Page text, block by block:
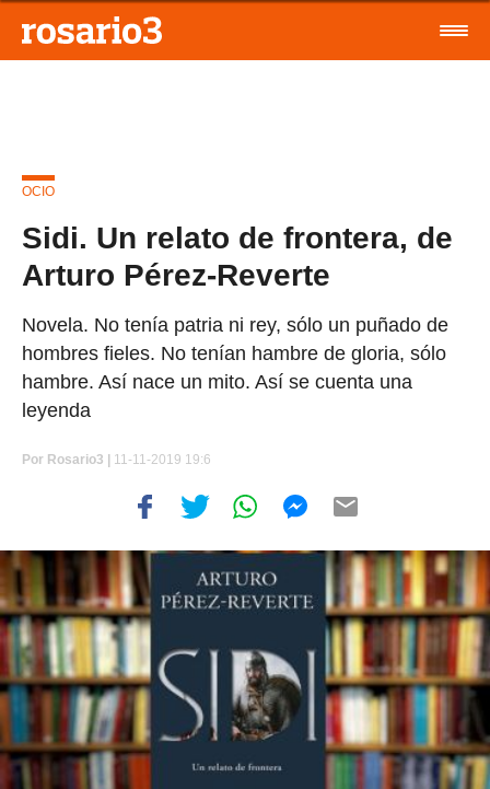
OCIO
Sidi. Un relato de frontera, de
Arturo Pérez-Reverte
Novela. No tenía patria ni rey, sólo un puñado de
hombres fieles. No tenían hambre de gloria, sólo
hambre. Así nace un mito. Así se cuenta una
leyenda
Por Rosario3 | 11-11-2019 19:6